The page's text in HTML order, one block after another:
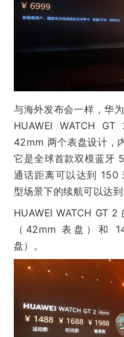
与海外发布会一样，华
HUAWEI WATCH
42mm 两个表盘设计，
它是全球首款双模蓝牙
通话距离可以达到
型场景下的续航可以达到
HUAWEI WATCH GT
（42mm 表盘）和
盘）。